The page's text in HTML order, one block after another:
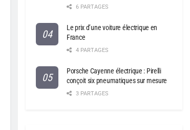
6 PARTAGES
Le prix d’une voiture électrique en
France
4 PARTAGES
Porsche Cayenne électrique : Pirelli
conçoit six pneumatiques sur mesure
3 PARTAGES